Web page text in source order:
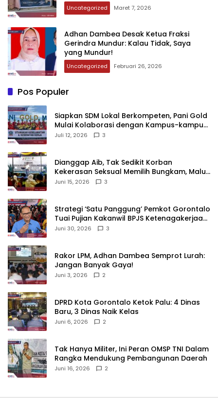
Uncategorized Maret 7, 2026
‎Adhan Dambea Desak Ketua Fraksi
Gerindra Mundur: Kalau Tidak, Saya
yang Mundur!‎‎
Uncategorized Februari 26, 2026
Pos Populer
‎Siapkan SDM Lokal Berkompeten, Pani Gold
Mulai Kolaborasi dengan Kampus-kampus
di Gorontalo
Juli 12, 2026 3
‎Dianggap Aib, Tak Sedikit Korban
Kekerasan Seksual Memilih Bungkam, Malu
untuk Melapor!‎
Juni 15, 2026 3
Strategi ‘Satu Panggung’ Pemkot Gorontalo
Tuai Pujian Kakanwil BPJS Ketenagakerjaan
Sulama‎‎
Juni 30, 2026 3
‎Rakor LPM, Adhan Dambea Semprot Lurah:
Jangan Banyak Gaya!‎
Juni 3, 2026 2
‎DPRD Kota Gorontalo Ketok Palu: 4 Dinas
Baru, 3 Dinas Naik Kelas
Juni 6, 2026 2
‎Tak Hanya Militer, Ini Peran OMSP TNI Dalam
Rangka Mendukung Pembangunan Daerah
Juni 16, 2026 2